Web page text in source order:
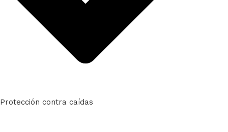
Protección contra caídas